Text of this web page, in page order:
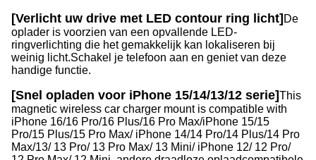
[Verlicht uw drive met LED contour ring licht]De
oplader is voorzien van een opvallende LED-
ringverlichting die het gemakkelijk kan lokaliseren bij
weinig licht.Schakel je telefoon aan en geniet van deze
handige functie.
[Snel opladen voor iPhone 15/14/13/12 serie]This
magnetic wireless car charger mount is compatible with
iPhone 16/16 Pro/16 Plus/16 Pro Max/iPhone 15/15
Pro/15 Plus/15 Pro Max/ iPhone 14/14 Pro/14 Plus/14 Pro
Max/13/ 13 Pro/ 13 Pro Max/ 13 Mini/ iPhone 12/ 12 Pro/